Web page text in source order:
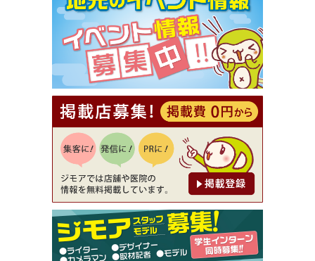
【ジモア限定①】初回割引 特価 VIO脱毛11,000円
⇒8,800円（メンズ専門ワックス脱毛サロン Mickle
（ミックル））
[有効期限]2026年9月30日
【ジモア読者特典2】コース 3,500円→3,000円（料
理5品+2時間飲み放題）（創作イタリアン Pia Cu
ore（ピアクオーレ））
[有効期限]2026年9月30日
【ジモア読者特典1】料理全品20％OFF ※18時以
降（創作イタリアン Pia Cuore（ピアクオーレ））
[有効期限]2026年9月30日
【ジモア限定②】初回割引 特価 鼻毛脱毛 半額 2,2
00円⇒1,100円（メンズ専門ワックス脱毛サロン Mi
ckle（ミックル））
[有効期限]2026年9月30日
【ジモア限定特典①】まつ毛カール 3,850円→ 2,7
50円（Premiere（プルミエール））
[有効期限]2026年9月30日